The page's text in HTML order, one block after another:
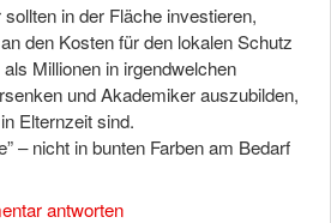
in der Fläche investieren,
den Kosten für den lokalen Schutz
Millionen in irgendwelchen
und Akademiker auszubilden,
Elternzeit sind.
– nicht in bunten Farben am Bedarf
antworten